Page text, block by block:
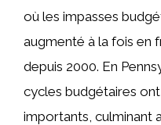
où les impasses
augmenté à la fois en
depuis 2000. En
cycles budgétaires
importants, culminant